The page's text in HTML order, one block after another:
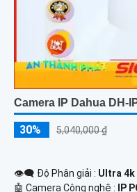
Camera IP Dahua DH-
30% 5,040,000 ₫
👁️‍🗨 Độ Phân giải : Ultra 4k
🤖️ Camera Công nghệ :
IP